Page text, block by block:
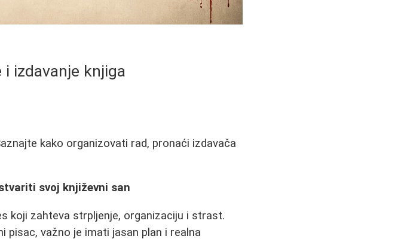
i izdavanje knjiga
kako organizovati rad, pronaći izdavača
svoj književni san
koji zahteva strpljenje, organizaciju i strast.
pisac, važno je imati jasan plan i realna